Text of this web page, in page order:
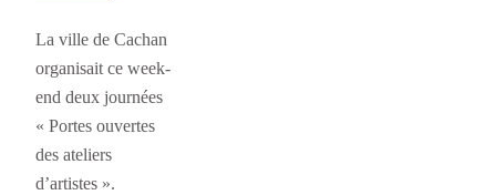
La ville de Cachan
organisait ce week-
end deux journées
« Portes ouvertes
des ateliers
d’artistes ».